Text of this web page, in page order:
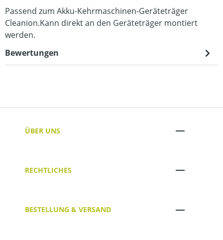
Passend zum Akku-Kehrmaschinen-Geräteträger
Cleanion.Kann direkt an den Geräteträger montiert
werden.
Bewertungen
ÜBER UNS
RECHTLICHES
BESTELLUNG & VERSAND